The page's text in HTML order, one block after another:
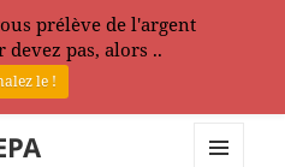
prélève de l'argent
pas, alors ..
le !